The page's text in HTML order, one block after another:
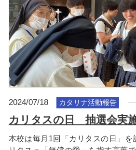
2024/07/18 カタリナ活動報告
カリタスの日 抽選会実施
本校は毎月1回「カリタスの日」を